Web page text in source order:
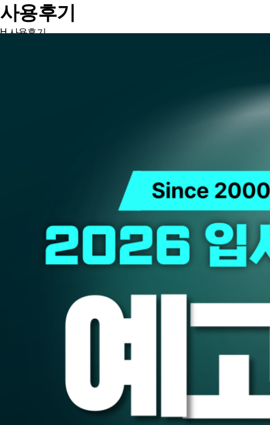
사용후기
H사용후기